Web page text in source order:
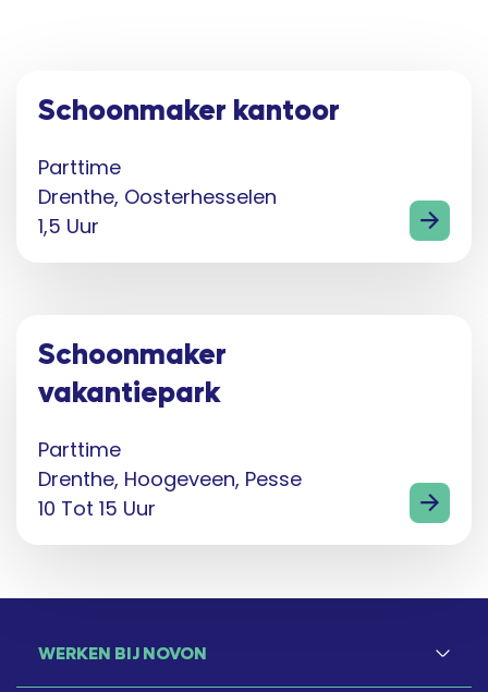
Schoonmaker kantoor
Parttime
Drenthe, Oosterhesselen
1,5 Uur
Schoonmaker
vakantiepark
Parttime
Drenthe, Hoogeveen, Pesse
10 Tot 15 Uur
WERKEN BIJ NOVON